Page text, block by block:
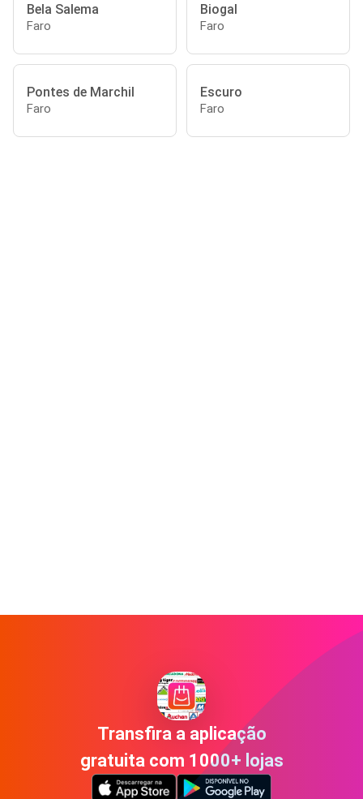
Bela Salema
Faro
Biogal
Faro
Pontes de Marchil
Faro
Escuro
Faro
Transfira a aplicação
gratuita com 1000+ lojas